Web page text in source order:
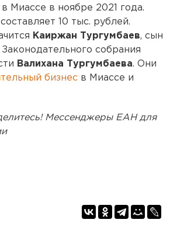
Миассе в ноябре 2021 года.
10 тыс. рублей.
Каиржан Тургумбаев, сын
собрания
Валихана Тургумбаева. Они
бизнес в Миассе и
Мессенджеры ЕАН для